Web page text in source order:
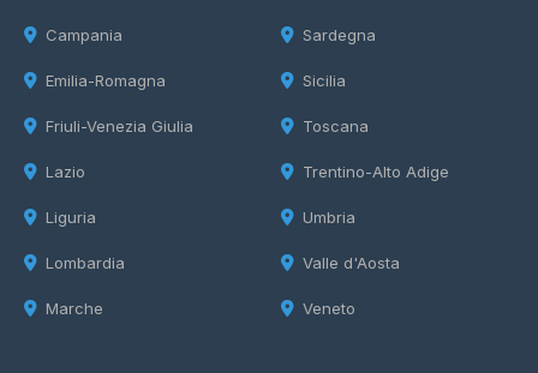
Campania
Emilia-Romagna
Friuli-Venezia Giulia
Lazio
Liguria
Lombardia
Marche
Sardegna
Sicilia
Toscana
Trentino-Alto Adige
Umbria
Valle d'Aosta
Veneto